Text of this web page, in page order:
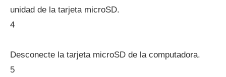
unidad de la tarjeta microSD.
4
Desconecte la tarjeta microSD de la computadora.
5